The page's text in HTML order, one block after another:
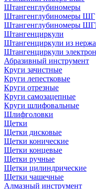
Штангенглубиномеры
Штангенглубиномеры ШГ
Штангенглубиномеры
Штангенциркули
Штангенциркули из
Штангенциркули
Абразивный инструмент
Круги зачистные
Круги лепестковые
Круги отрезные
Круги самозацепные
Круги шлифовальные
Шлифголовки
Щетки
Щетки дисковые
Щетки конические
Щетки концевые
Щетки ручные
Щетки цилиндрические
Щетки чашечные
Алмазный инструмент